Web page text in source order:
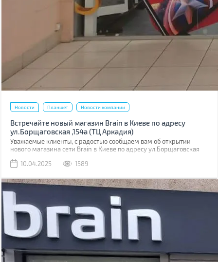
Новости Планшет Новости компании
Встречайте новый магазин Brain в Киеве по адресу
ул.Борщаговская ,154а (ТЦ Аркадия)
Уважаемые клиенты, с радостью сообщаем вам об открытии
нового магазина сети Brain в Киеве по адресу ул.Борщаговская
10.04.2025
1589